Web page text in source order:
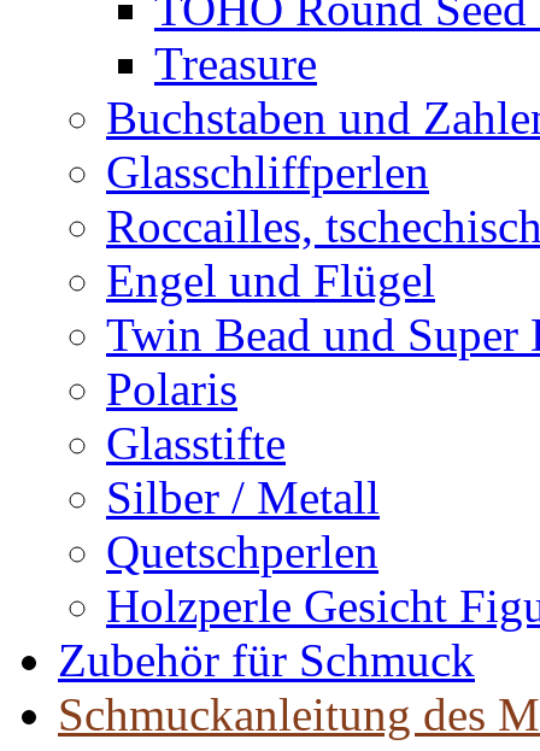
Treasure
Buchstaben und
Glasschliffperlen
Roccailles,
Engel und Flügel
Twin Bead und Super
Polaris
Glasstifte
Silber / Metall
Quetschperlen
Holzperle Gesicht
Zubehör für Schmuck
Schmuckanleitung des